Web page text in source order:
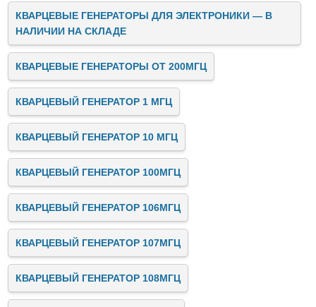
КВАРЦЕВЫЕ ГЕНЕРАТОРЫ ДЛЯ ЭЛЕКТРОНИКИ — В
НАЛИЧИИ НА СКЛАДЕ
КВАРЦЕВЫЕ ГЕНЕРАТОРЫ ОТ 200МГЦ
КВАРЦЕВЫЙ ГЕНЕРАТОР 1 МГЦ
КВАРЦЕВЫЙ ГЕНЕРАТОР 10 МГЦ
КВАРЦЕВЫЙ ГЕНЕРАТОР 100МГЦ
КВАРЦЕВЫЙ ГЕНЕРАТОР 106МГЦ
КВАРЦЕВЫЙ ГЕНЕРАТОР 107МГЦ
КВАРЦЕВЫЙ ГЕНЕРАТОР 108МГЦ